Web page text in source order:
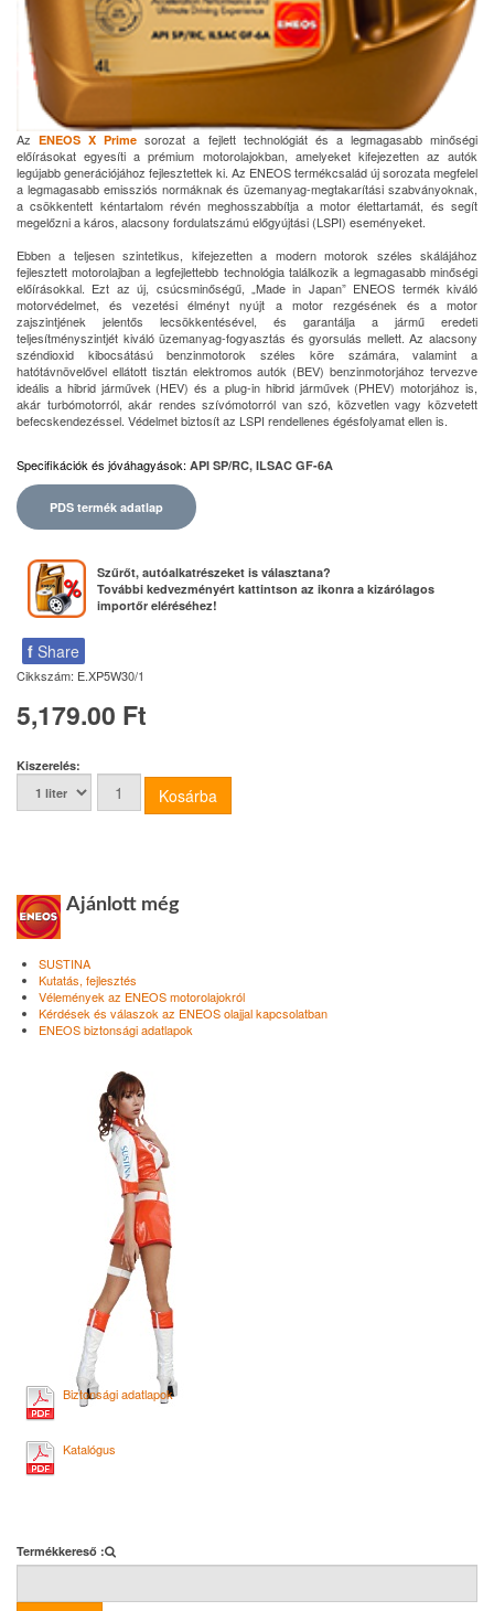
AzENEOS X Prime sorozat a fejlett technológiát és a legmagasabb minőségi
előírásokat egyesíti a prémium motorolajokban, amelyeket kifejezetten az autók
legújabb generációjához fejlesztettek ki. Az ENEOS termékcsalád új sorozata megfelel
a legmagasabb emissziós normáknak és üzemanyag-megtakarítási szabványoknak,
a csökkentett kéntartalom révén meghosszabbítja a motor élettartamát, és segít
megelőzni a káros, alacsony fordulatszámú előgyújtási (LSPI) eseményeket.
Ebben a teljesen szintetikus, kifejezetten a modern motorok széles skálájához
fejlesztett motorolajban a legfejlettebb technológia találkozik a legmagasabb minőségi
előírásokkal. Ezt az új, csúcsminőségű, „Made in Japan” ENEOS termék kiváló
motorvédelmet, és vezetési élményt nyújt a motor rezgésének és a motor
zajszintjének jelentős lecsökkentésével, és garantálja a jármű eredeti
teljesítményszintjét kiváló üzemanyag-fogyasztás és gyorsulás mellett. Az alacsony
széndioxid kibocsátású benzinmotorok széles köre számára, valamint a
hatótávnövelővel ellátott tisztán elektromos autók (BEV) benzinmotorjához tervezve
ideális a hibrid járművek (HEV) és a plug-in hibrid járművek (PHEV) motorjához is,
akár turbómotorról, akár rendes szívómotorról van szó, közvetlen vagy közvetett
befecskendezéssel. Védelmet biztosít az LSPI rendellenes égésfolyamat ellen is.
Specifikációk és jóváhagyások: API SP/RC, ILSAC GF-6A
PDS termék adatlap
Szűrőt, autóalkatrészeket is választana?
További kedvezményért kattintson az ikonra a kizárólagos
importőr eléréséhez!
f Share
Cikkszám: E.XP5W30/1
5,179.00 Ft
Kiszerelés:
Ajánlott még
SUSTINA
Kutatás, fejlesztés
Vélemények az ENEOS motorolajokról
Kérdések és válaszok az ENEOS olajjal kapcsolatban
ENEOS biztonsági adatlapok
Biztonsági adatlapok
Katalógus
Termékkereső :